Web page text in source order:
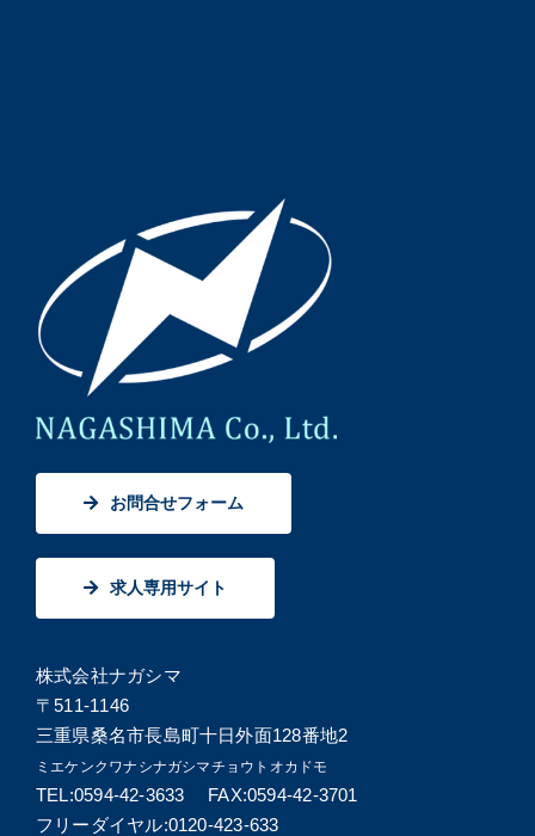
お問合せフォーム
求人専用サイト
株式会社ナガシマ
〒511-1146
三重県桑名市長島町十日外面128番地2
ミエケンクワナシナガシマチョウトオカドモ
TEL:0594-42-3633 FAX:0594-42-3701
フリーダイヤル:0120-423-633